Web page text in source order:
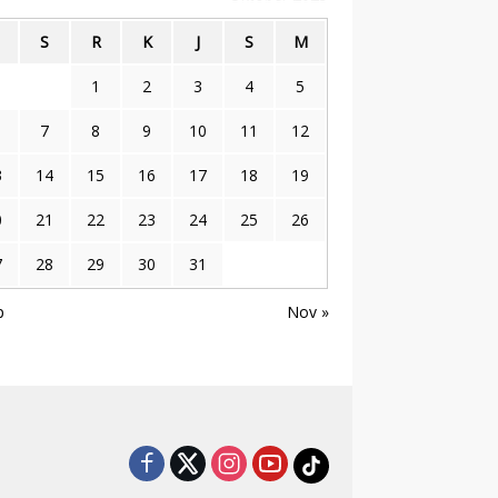
S R K J S M
1 2 3 4 5
7 8 9 10 11 12
14 15 16 17 18 19
21 22 23 24 25 26
28 29 30 31
Nov »